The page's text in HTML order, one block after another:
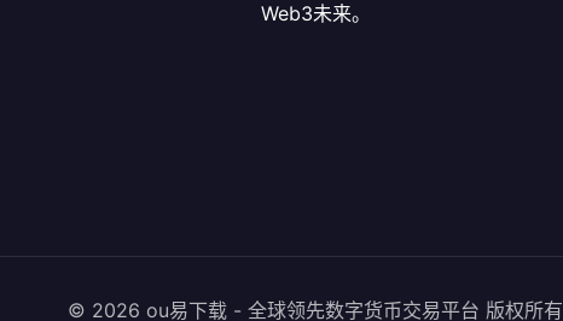
Web3未来。
© 2026 ou易下载 - 全球领先数字货币交易平台 版权所有